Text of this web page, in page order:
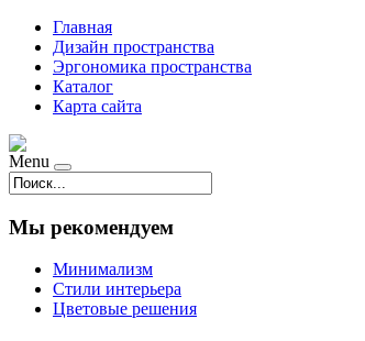
Главная
Дизайн пространства
Эргономика пространства
Каталог
Карта сайта
Menu
Мы рекомендуем
Минимализм
Стили интерьера
Цветовые решения